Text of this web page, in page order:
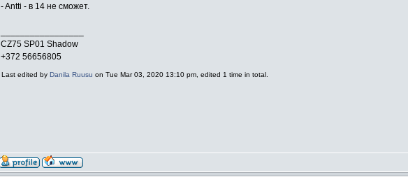
- Antti - в 14 не сможет.
CZ75 SP01 Shadow
+372 56656805
Last edited by Danila Ruusu on Tue Mar 03, 2020 13:10 pm, edited 1 time in total.